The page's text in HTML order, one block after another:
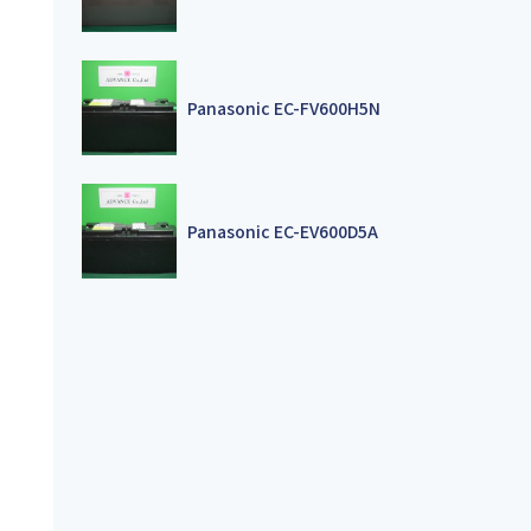
Panasonic EC-FV600H5N
Panasonic EC-EV600D5A